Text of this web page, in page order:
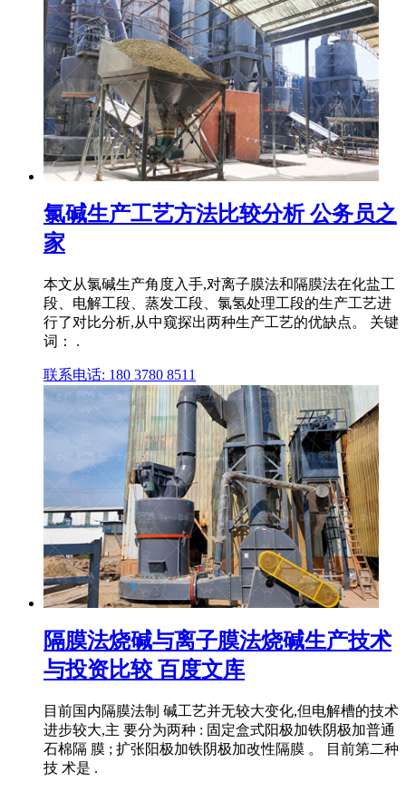
氯碱生产工艺方法比较分析 公务员之
家
本文从氯碱生产角度入手,对离子膜法和隔膜法在化盐工
段、电解工段、蒸发工段、氯氢处理工段的生产工艺进
行了对比分析,从中窥探出两种生产工艺的优缺点。 关键
词： .
联系电话: 180 3780 8511
隔膜法烧碱与离子膜法烧碱生产技术
与投资比较 百度文库
目前国内隔膜法制 碱工艺并无较大变化,但电解槽的技术
进步较大,主 要分为两种 : 固定盒式阳极加铁阴极加普通
石棉隔 膜 ; 扩张阳极加铁阴极加改性隔膜 。 目前第二种
技 术是 .